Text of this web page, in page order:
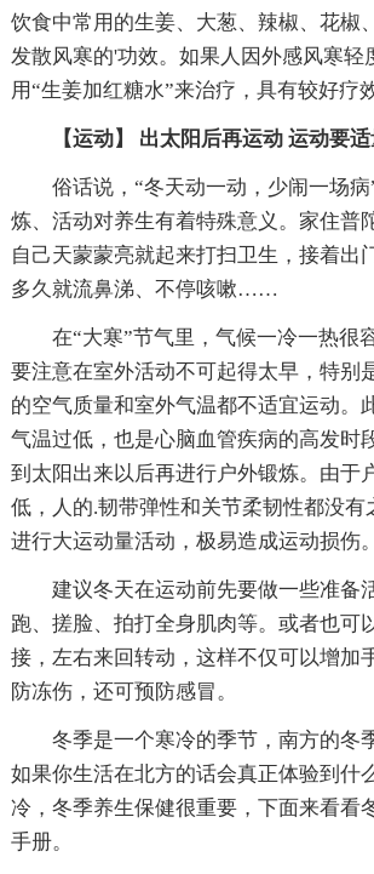
饮食中常用的生姜、大葱、辣椒、花椒
发散风寒的'功效。如果人因外感风寒轻
用“生姜加红糖水”来治疗，具有较好疗效
【运动】 出太阳后再运动 运动要
俗话说，“冬天动一动，少闹一场
炼、活动对养生有着特殊意义。家住普
自己天蒙蒙亮就起来打扫卫生，接着出
多久就流鼻涕、不停咳嗽……
在“大寒”节气里，气候一冷一热很
要注意在室外活动不可起得太早，特别
的空气质量和室外气温都不适宜运动。
气温过低，也是心脑血管疾病的高发时
到太阳出来以后再进行户外锻炼。由于
低，人的.韧带弹性和关节柔韧性都没有
进行大运动量活动，极易造成运动损伤。
建议冬天在运动前先要做一些准备
跑、搓脸、拍打全身肌肉等。或者也可
接，左右来回转动，这样不仅可以增加
防冻伤，还可预防感冒。
冬季是一个寒冷的季节，南方的冬
如果你生活在北方的话会真正体验到什
冷，冬季养生保健很重要，下面来看看
手册。